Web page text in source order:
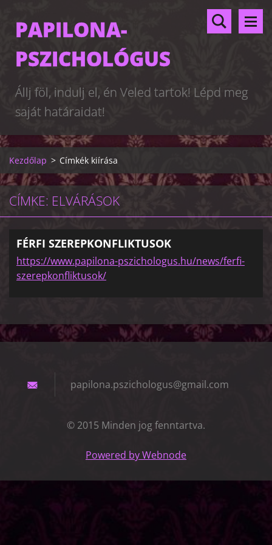
PAPILONA-
PSZICHOLÓGUS
Állj föl, indulj el, én Veled tartok! Lépd meg
saját határaidat!
Kezdőlap > Címkék kiírása
CÍMKE: ELVÁRÁSOK
FÉRFI SZEREPKONFLIKTUSOK
https://www.papilona-pszichologus.hu/news/ferfi-
szerepkonfliktusok/
papilona.pszichologus@gmail.com
© 2015 Minden jog fenntartva.
Powered by Webnode